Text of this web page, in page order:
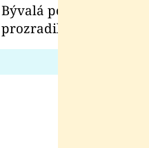
Bývalá pornoherečka
prozradila, co ji
natáčení Euforie.